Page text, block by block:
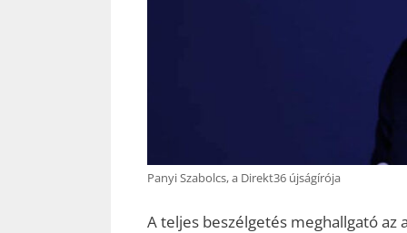
Panyi Szabolcs, a Direkt36 újságírója
A teljes beszélgetés meghallgató az